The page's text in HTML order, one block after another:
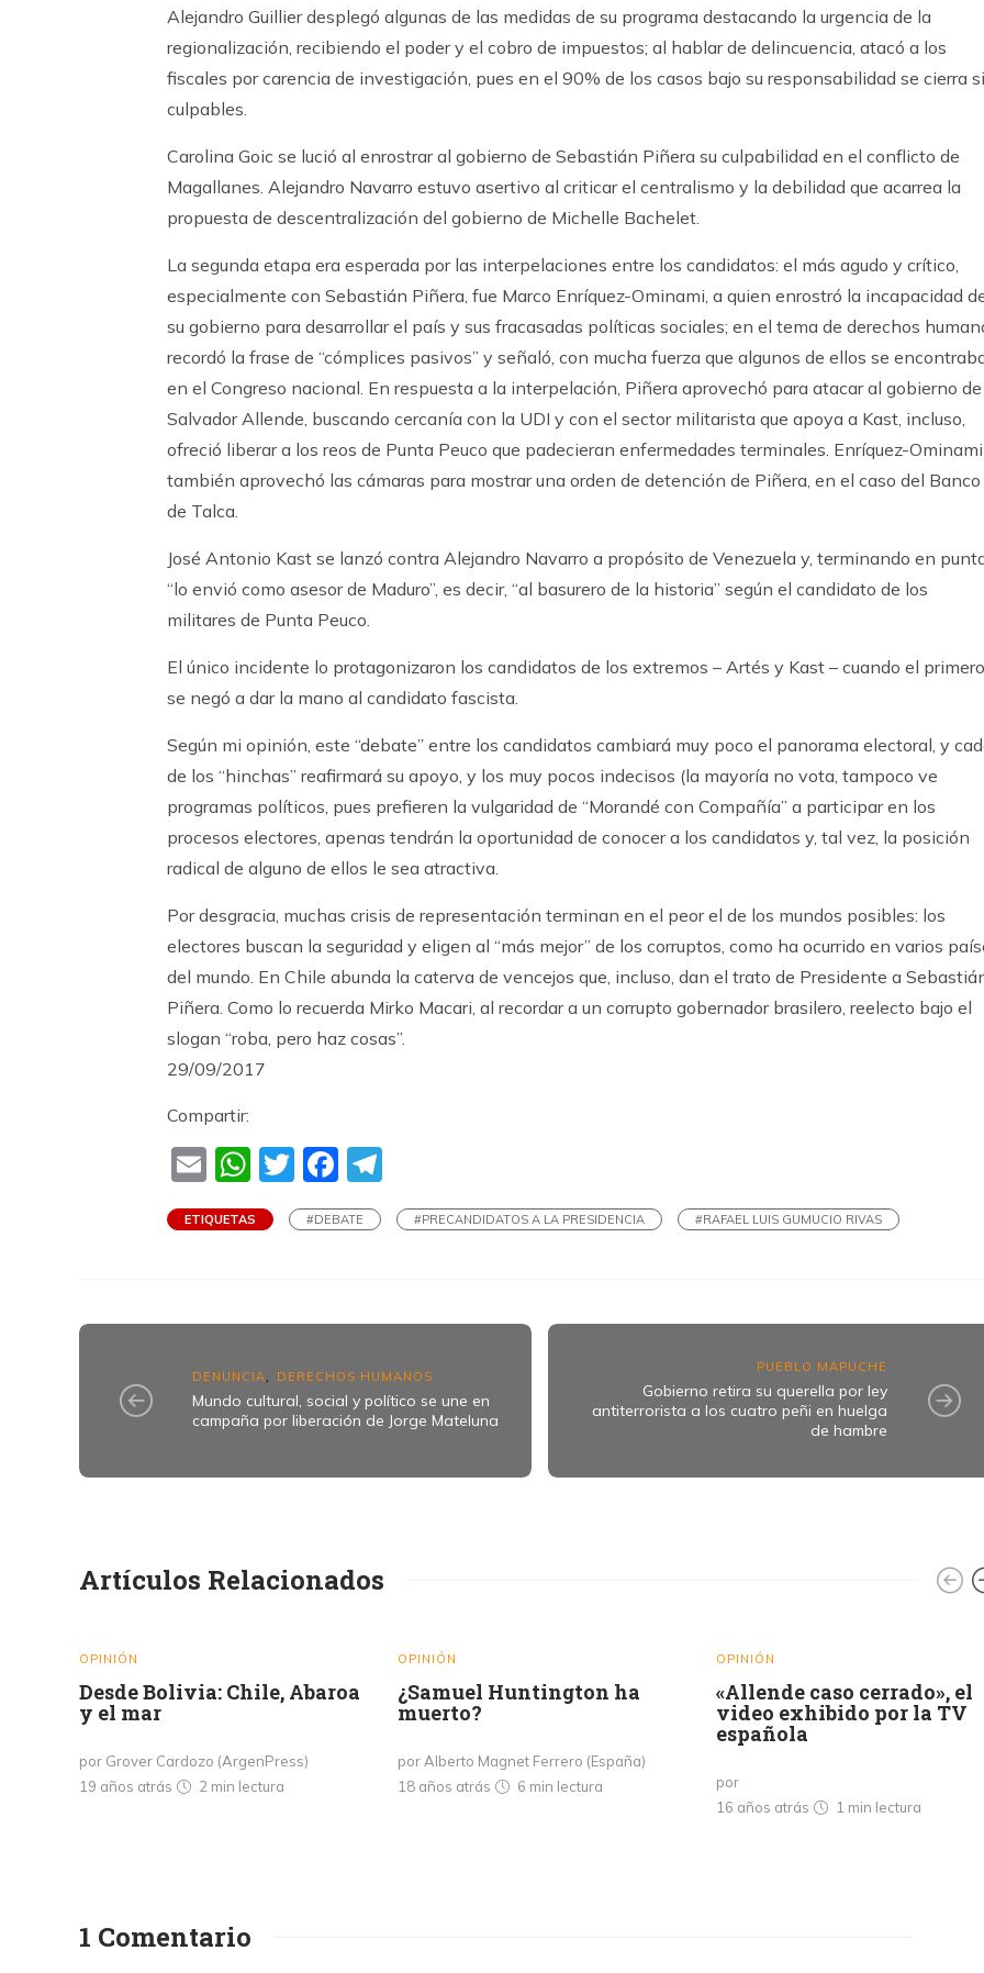
Alejandro Guillier desplegó algunas de las medidas de su programa destacando la urgencia de la
regionalización, recibiendo el poder y el cobro de impuestos; al hablar de delincuencia, atacó a los
fiscales por carencia de investigación, pues en el 90% de los casos bajo su responsabilidad se cierra
culpables.
Carolina Goic se lució al enrostrar al gobierno de Sebastián Piñera su culpabilidad en el conflicto de
Magallanes. Alejandro Navarro estuvo asertivo al criticar el centralismo y la debilidad que acarrea la
propuesta de descentralización del gobierno de Michelle Bachelet.
La segunda etapa era esperada por las interpelaciones entre los candidatos: el más agudo y crítico,
especialmente con Sebastián Piñera, fue Marco Enríquez-Ominami, a quien enrostró la incapacidad
su gobierno para desarrollar el país y sus fracasadas políticas sociales; en el tema de derechos
recordó la frase de “cómplices pasivos” y señaló, con mucha fuerza que algunos de ellos se
en el Congreso nacional. En respuesta a la interpelación, Piñera aprovechó para atacar al gobierno de
Salvador Allende, buscando cercanía con la UDI y con el sector militarista que apoya a Kast, incluso,
ofreció liberar a los reos de Punta Peuco que padecieran enfermedades terminales. Enríquez-Ominami
también aprovechó las cámaras para mostrar una orden de detención de Piñera, en el caso del Banco
de Talca.
José Antonio Kast se lanzó contra Alejandro Navarro a propósito de Venezuela y, terminando en
“lo envió como asesor de Maduro”, es decir, “al basurero de la historia” según el candidato de los
militares de Punta Peuco.
El único incidente lo protagonizaron los candidatos de los extremos – Artés y Kast – cuando el primero
se negó a dar la mano al candidato fascista.
Según mi opinión, este “debate” entre los candidatos cambiará muy poco el panorama electoral, y
de los “hinchas” reafirmará su apoyo, y los muy pocos indecisos (la mayoría no vota, tampoco ve
programas políticos, pues prefieren la vulgaridad de “Morandé con Compañía” a participar en los
procesos electores, apenas tendrán la oportunidad de conocer a los candidatos y, tal vez, la posición
radical de alguno de ellos le sea atractiva.
Por desgracia, muchas crisis de representación terminan en el peor el de los mundos posibles: los
electores buscan la seguridad y eligen al “más mejor” de los corruptos, como ha ocurrido en varios
del mundo. En Chile abunda la caterva de vencejos que, incluso, dan el trato de Presidente a
Piñera. Como lo recuerda Mirko Macari, al recordar a un corrupto gobernador brasilero, reelecto bajo el
slogan “roba, pero haz cosas”.
29/09/2017
Compartir:
EmailWhatsApp
TwitterFacebook
ETIQUETAS #DEBATE #PRECANDIDATOS A LA PRESIDENCIA #RAFAEL LUIS GUMUCIO RIVAS
DENUNCIA DERECHOS HUMANOS
Mundo cultural, social y político se une en
campaña por liberación de Jorge Mateluna
PUEBLO MAPUCHE
Gobierno retira su querella por ley
antiterrorista a los cuatro peñi en huelga
de hambre
Artículos Relacionados
OPINIÓN
Desde Bolivia: Chile, Abaroa
y el mar
por Grover Cardozo (ArgenPress)
19 años atrás
2 min lectura
OPINIÓN
¿Samuel Huntington ha
muerto?
por Alberto Magnet Ferrero (España)
18 años atrás
6 min lectura
OPINIÓN
«Allende caso cerrado», el
video exhibido por la TV
española
por
16 años atrás
1 min lectura
1 Comentario